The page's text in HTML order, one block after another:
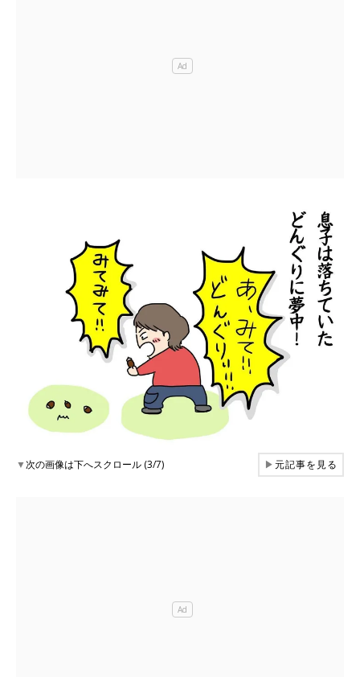
▼次の画像は下へスクロール (3/7) ▶元記事を見る